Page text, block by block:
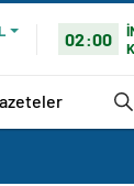
02:00